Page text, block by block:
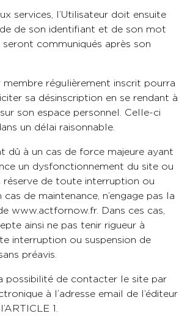
services, l’Utilisateur doit ensuite
de son identifiant et de son mot
seront communiqués après son
régulièrement inscrit pourra
sa désinscription en se rendant à
son espace personnel. Celle-ci
un délai raisonnable.
dû à un cas de force majeure ayant
un dysfonctionnement du site ou
réserve de toute interruption ou
de maintenance, n’engage pas la
www.actfornow.fr. Dans ces cas,
ainsi ne pas tenir rigueur à
interruption ou suspension de
préavis.
possibilité de contacter le site par
à l’adresse email de l’éditeur
1.